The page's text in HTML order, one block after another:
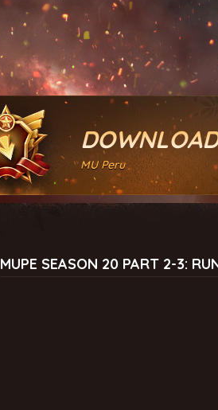
MU Peru
MUPE SEASON 20 PART 2-3: